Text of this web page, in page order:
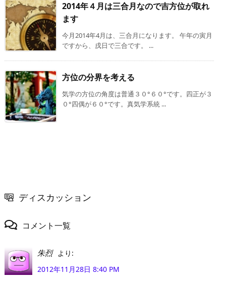
2014年４月は三合月なので吉方位が取れ
ます
今月2014年4月は、三合月になります。 午年の寅月
ですから、戌日で三合です。 ...
方位の分界を考える
気学の方位の角度は普通３０°６０°です。四正が３
０°四偶が６０°です。真気学系統 ...
ディスカッション
コメント一覧
朱烈
より:
2012年11月28日 8:40 PM